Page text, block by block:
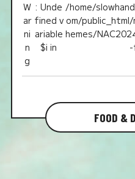
W
ar
ni
n
g
: Unde
fined v
ariable
$i in
/home/
om/
hemes/
FOOD &